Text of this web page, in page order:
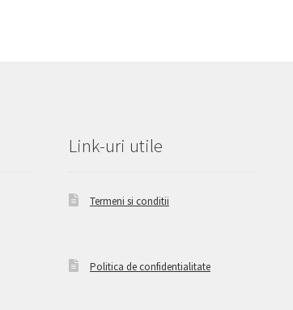
Link-uri utile
Termeni si conditii
Politica de confidentialitate